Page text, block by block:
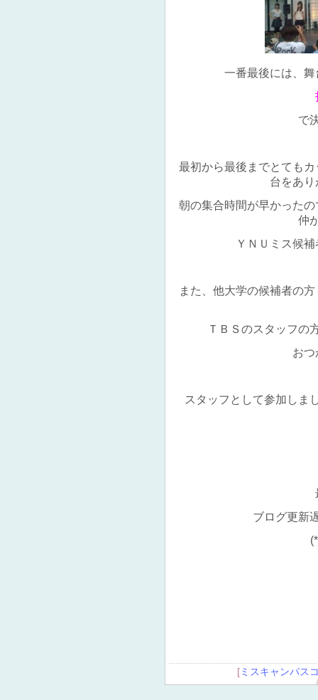
一番最後には、
で
最初から最後までとても
台をあ
朝の集合時間が早かった
仲
ＹＮＵミス候
また、他大学の候補者の
ＴＢＳのスタッフの
おつ
スタッフとして参加しま
ブログ更新
[ミスキャンパス